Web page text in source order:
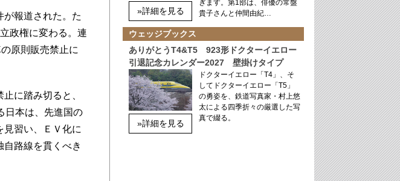
報道された。た
政権に変わる。連
原則販売禁止に
に踏み切ると、
日本は、先進国の
習い、ＥＶ化に
路線を貫くべき
»詳細を見る
ぎます。第1部は、俳優の常盤
貴子さんと仲間由紀…
ウェッジブックス
ありがとうT4&T5 923形ドクターイエロー
引退記念カレンダー2027 壁掛けタイプ
»詳細を見る
ドクターイエロー「T4」、そ
してドクターイエロー「T5」
の勇姿を、鉄道写真家・村上悠
太による四季折々の厳選した写
真で綴る。